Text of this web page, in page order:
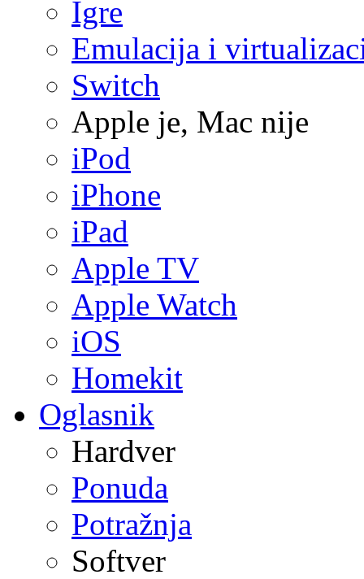
Igre
Emulacija i
Switch
Apple je, Mac nije
iPod
iPhone
iPad
Apple TV
Apple Watch
iOS
Homekit
Oglasnik
Hardver
Ponuda
Potražnja
Softver